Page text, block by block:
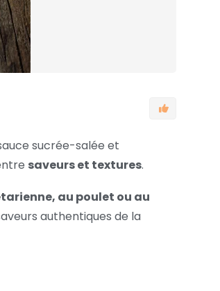
sucrée-salée et
saveurs et textures.
au poulet ou au
authentiques de la